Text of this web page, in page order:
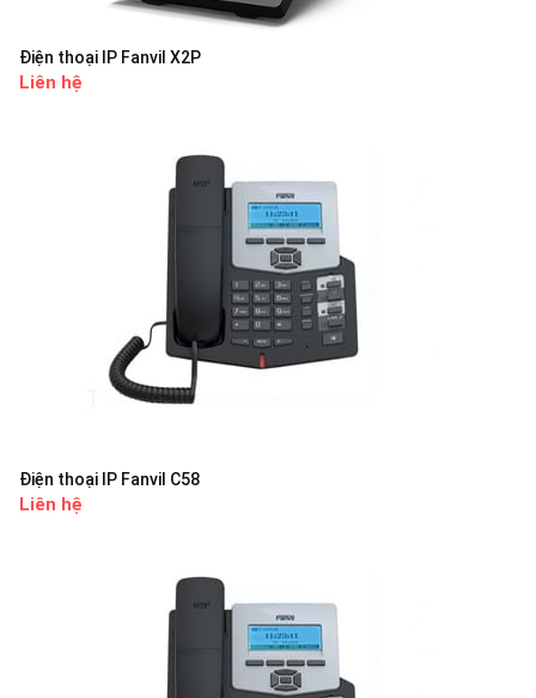
Điện thoại IP Fanvil X2P
Liên hệ
Điện thoại IP Fanvil C58
Liên hệ